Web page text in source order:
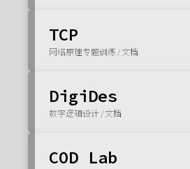
TCP
网络原理专题训练 / 文档
DigiDes
数字逻辑设计 / 文档
COD Lab